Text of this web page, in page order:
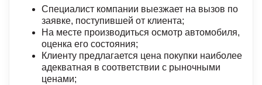
Специалист компании выезжает на вызов по
заявке, поступившей от клиента;
На месте производиться осмотр автомобиля,
оценка его состояния;
Клиенту предлагается цена покупки наиболее
адекватная в соответствии с рыночными
ценами;